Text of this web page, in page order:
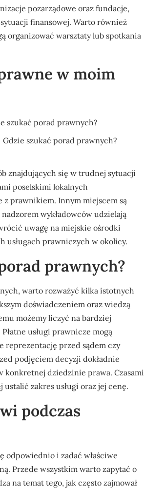
pozarządowe oraz fundacje,
finansowej. Warto również
organizować warsztaty lub spotkania
w moim
Gdzie szukać porad prawnych?
znajdujących się w trudnej sytuacji
poselskimi lokalnych
prawnikiem. Innym miejscem są
wykładowców udzielają
uwagę na miejskie ośrodki
usługach prawniczych w okolicy.
prawnych?
warto rozważyć kilka istotnych
doświadczeniem oraz wiedzą
możemy liczyć na bardziej
usługi prawnicze mogą
reprezentację przed sądem czy
podjęciem decyzji dokładnie
konkretnej dziedzinie prawa. Czasami
zakres usługi oraz jej cenę.
podczas
odpowiednio i zadać właściwe
Przede wszystkim warto zapytać o
na temat tego, jak często zajmował